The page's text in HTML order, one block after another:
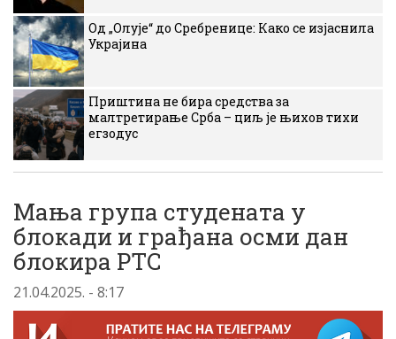
Од „Олује“ до Сребренице: Како се изјаснила
Украјина
Приштина не бира средства за
малтретирање Срба – циљ је њихов тихи
егзодус
Мања група студената у
блокади и грађана осми дан
блокира РТС
21.04.2025. - 8:17